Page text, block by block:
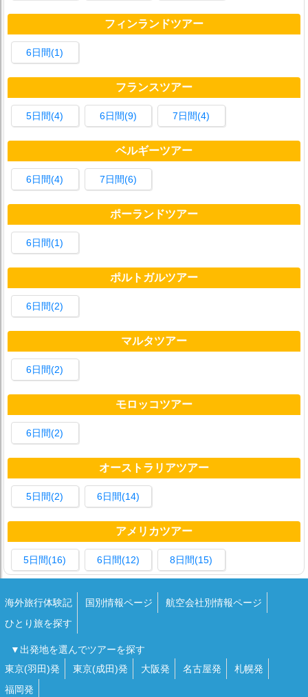
フィンランドツアー
6日間(1)
フランスツアー
5日間(4) 6日間(9) 7日間(4)
ベルギーツアー
6日間(4) 7日間(6)
ポーランドツアー
6日間(1)
ポルトガルツアー
6日間(2)
マルタツアー
6日間(2)
モロッコツアー
6日間(2)
オーストラリアツアー
5日間(2) 6日間(14)
アメリカツアー
5日間(16) 6日間(12) 8日間(15)
海外旅行体験記 国別情報ページ
航空会社別情報ページ
ひとり旅を探す
▼出発地を選んでツアーを探す
東京(羽田)発
東京(成田)発 大阪発 名古屋発
札幌発
福岡発